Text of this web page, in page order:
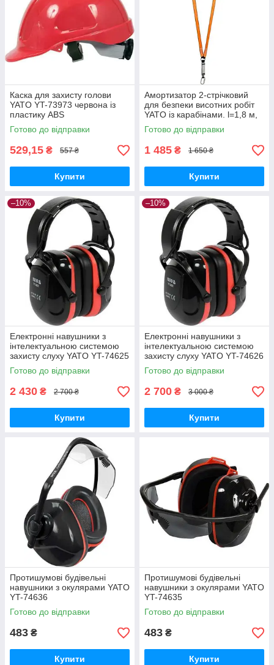
Каска для захисту голови
YATO YT-73973 червона із
пластику ABS
Готово до відправки
529,15 ₴ 557 ₴
Купити
Амортизатор 2-стрічковий
для безпеки висотних робіт
YATO із карабінами. l=1,8 м,
M=100 кг
Готово до відправки
1 485 ₴ 1 650 ₴
Купити
–10%
Електронні навушники з
інтелектуальною системою
захисту слуху YATO YT-74625
Готово до відправки
2 430 ₴ 2 700 ₴
Купити
–10%
Електронні навушники з
інтелектуальною системою
захисту слуху YATO YT-74626
Готово до відправки
2 700 ₴ 3 000 ₴
Купити
Протишумові будівельні
навушники з окулярами YATO
YT-74636
Готово до відправки
483 ₴
Купити
Протишумові будівельні
навушники з окулярами YATO
YT-74635
Готово до відправки
483 ₴
Купити